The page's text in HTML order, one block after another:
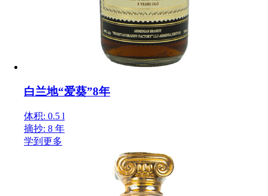
白兰地“爱葵”8年
体积: 0.5 l
摘抄: 8 年
学到更多